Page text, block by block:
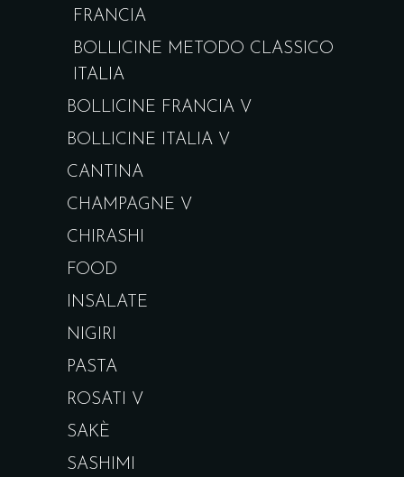
FRANCIA
BOLLICINE METODO CLASSICO
ITALIA
BOLLICINE FRANCIA V
BOLLICINE ITALIA V
CANTINA
CHAMPAGNE V
CHIRASHI
FOOD
INSALATE
NIGIRI
PASTA
ROSATI V
SAKÈ
SASHIMI